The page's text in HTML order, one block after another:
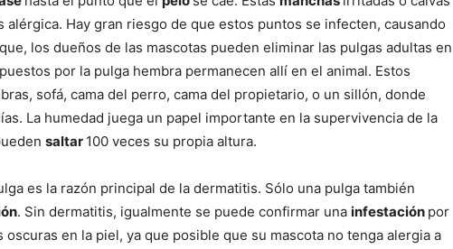
Fotos
–
alérgica. Hay gran riesgo de que estos puntos se infecten, causando
los dueños de las mascotas pueden eliminar las pulgas adultas en
por la pulga hembra permanecen allí en el animal. Estos
sofá, cama del perro, cama del propietario, o un sillón, donde
La humedad juega un papel importante en la supervivencia de la
saltar 100 veces su propia altura.
es la razón principal de la dermatitis. Sólo una pulga también
. Sin dermatitis, igualmente se puede confirmar una infestación por
en la piel, ya que posible que su mascota no tenga alergia a